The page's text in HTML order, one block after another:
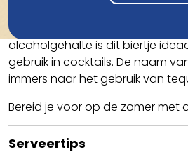
Cactus, een uitgesproken
alcoholgehalte is dit biertje
gebruik in cocktails. De naam
immers naar het gebruik van
Bereid je voor op de zomer met
Serveertips